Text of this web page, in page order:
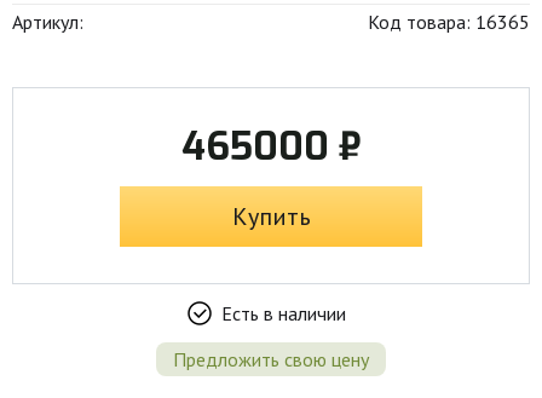
Артикул: Код товара: 16365
465000 ₽
Купить
Есть в наличии
Предложить свою цену